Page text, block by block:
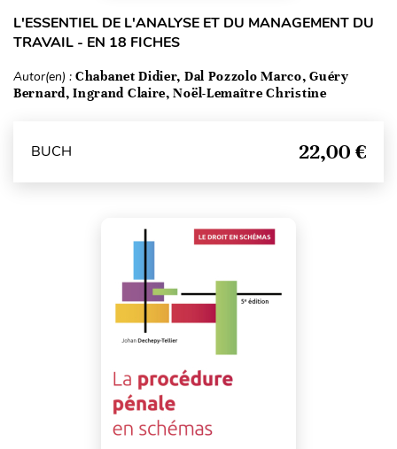
L'ESSENTIEL DE L'ANALYSE ET DU MANAGEMENT DU
TRAVAIL - EN 18 FICHES
Autor(en) : Chabanet Didier, Dal Pozzolo Marco, Guéry
Bernard, Ingrand Claire, Noël-Lemaître Christine
BUCH 22,00 €